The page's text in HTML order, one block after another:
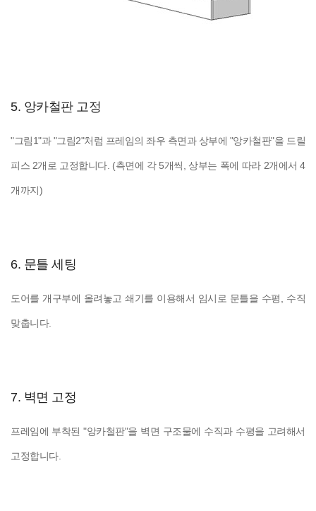
5. 앙카철판 고정
"그림1"과 "그림2"처럼 프레임의 좌우 측면과 상부에 "앙카철판"을 드릴
피스 2개로 고정합니다. (측면에 각 5개씩, 상부는 폭에 따라 2개에서 4
개까지)
6. 문틀 세팅
도어를 개구부에 올려놓고 쇄기를 이용해서 임시로 문틀을 수평, 수직
맞춥니다.
7. 벽면 고정
프레임에 부착된 "앙카철판"을 벽면 구조물에 수직과 수평을 고려해서
고정합니다.